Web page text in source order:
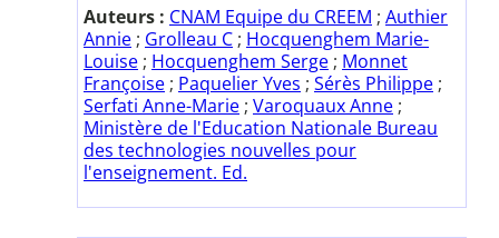
Auteurs : CNAM Equipe du CREEM ; Authier
Annie ; Grolleau C ; Hocquenghem Marie-
Louise ; Hocquenghem Serge ; Monnet
Françoise ; Paquelier Yves ; Sérès Philippe ;
Serfati Anne-Marie ; Varoquaux Anne ;
Ministère de l'Education Nationale Bureau
des technologies nouvelles pour
l'enseignement. Ed.